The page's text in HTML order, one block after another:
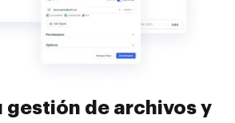
gestión de archivos y